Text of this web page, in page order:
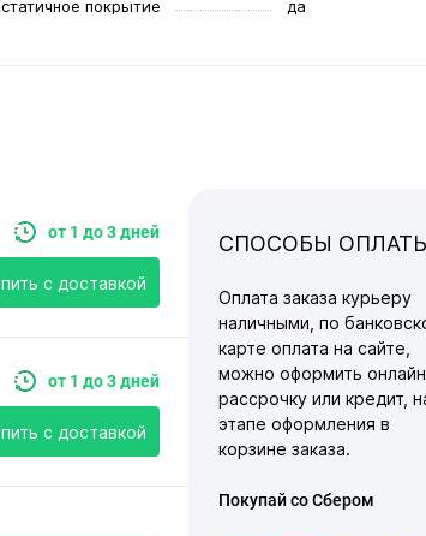
покрытие
да
от 1 до 3 дней
c доставкой
от 1 до 3 дней
c доставкой
СПОСОБЫ
Оплата заказа курьеру
наличными, по
карте оплата на сайте,
можно оформить онлайн
рассрочку или кредит,
этапе оформления в
корзине заказа.
Покупай со Сбером